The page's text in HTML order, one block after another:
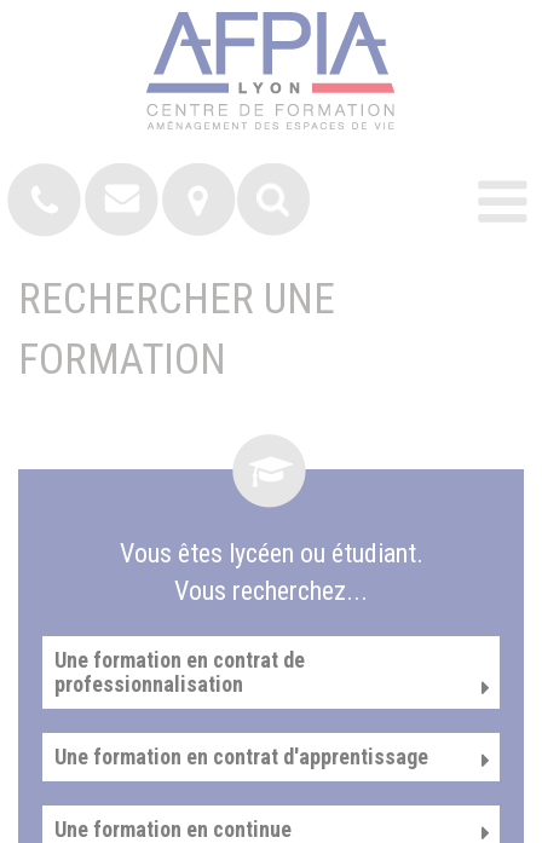
RECHERCHER UNE
FORMATION
Vous êtes lycéen ou étudiant.
Vous recherchez...
Une formation en contrat de
professionnalisation
Une formation en contrat d'apprentissage
Une formation en continue